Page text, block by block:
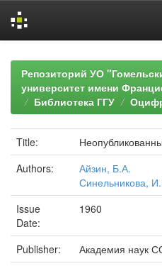
navigationРепозиторий УО
университет имени
Библиотека ГГУ
Title:
Authors:
Айзин, Б.А.
Синельникова,
Issue
Date:
1960
Publisher:
Академия наук